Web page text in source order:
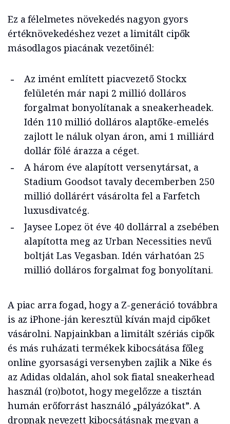
Ez a félelmetes növekedés nagyon gyors
értéknövekedéshez vezet a limitált cipők
másodlagos piacának vezetőinél:
Az imént említett piacvezető Stockx
felületén már napi 2 millió dolláros
forgalmat bonyolítanak a sneakerheadek.
Idén 110 millió dolláros alaptőke-emelés
zajlott le náluk olyan áron, ami 1 milliárd
dollár fölé árazza a céget.
A három éve alapított versenytársat, a
Stadium Goodsot tavaly decemberben 250
millió dollárért vásárolta fel a Farfetch
luxusdivatcég.
Jaysee Lopez öt éve 40 dollárral a zsebében
alapította meg az Urban Necessities nevű
boltját Las Vegasban. Idén várhatóan 25
millió dolláros forgalmat fog bonyolítani.
A piac arra fogad, hogy a Z-generáció továbbra
is az iPhone-ján keresztül kíván majd cipőket
vásárolni. Napjainkban a limitált szériás cipők
és más ruházati termékek kibocsátása főleg
online gyorsasági versenyben zajlik a Nike és
az Adidas oldalán, ahol sok fiatal sneakerhead
használ (ro)botot, hogy megelőzze a tisztán
humán erőforrást használó „pályázókat”. A
dropnak nevezett kibocsátásnak megvan a